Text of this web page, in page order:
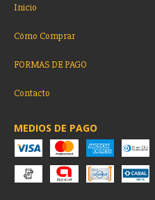
Inicio
Cómo Comprar
FORMAS DE PAGO
Contacto
MEDIOS DE PAGO